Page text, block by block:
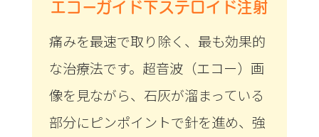
エコーガイド下ステロイド注射
痛みを最速で取り除く、最も効果的
な治療法です。超音波（エコー）画
像を見ながら、石灰が溜まっている
部分にピンポイントで針を進め、強